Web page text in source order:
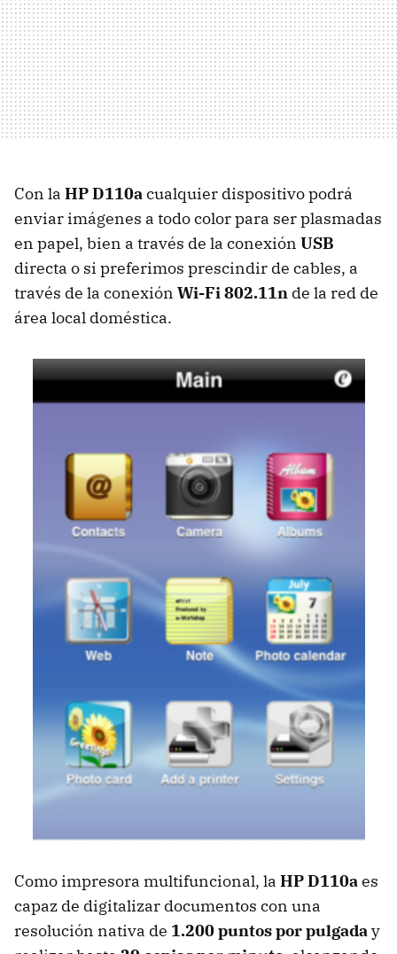
Con la HP D110a cualquier dispositivo podrá
enviar imágenes a todo color para ser plasmadas
en papel, bien a través de la conexión USB
directa o si preferimos prescindir de cables, a
través de la conexión Wi-Fi 802.11n de la red de
área local doméstica.
Como impresora multifuncional, la HP D110aes
capaz de digitalizar documentos con una
resolución nativa de 1.200 puntos por pulgaday